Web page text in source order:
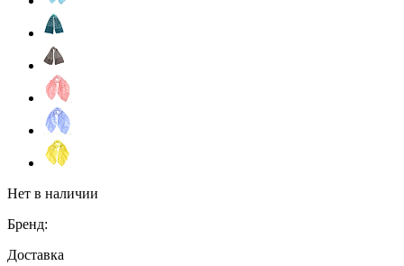
Нет в наличии
Бренд:
Доставка